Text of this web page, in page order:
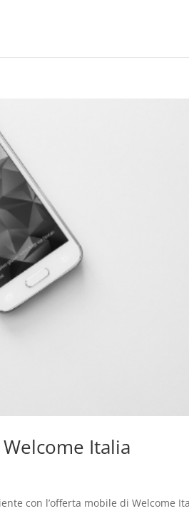
Italia
con l’offerta mobile di Welcome